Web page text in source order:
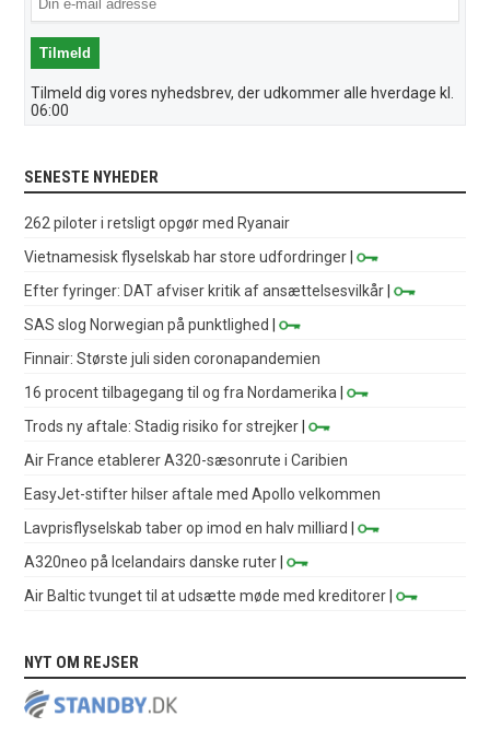
Tilmeld dig vores nyhedsbrev, der udkommer alle hverdage kl.
06:00
SENESTE NYHEDER
262 piloter i retsligt opgør med Ryanair
Vietnamesisk flyselskab har store udfordringer |
Efter fyringer: DAT afviser kritik af ansættelsesvilkår |
SAS slog Norwegian på punktlighed
|
Finnair: Største juli siden coronapandemien
16 procent tilbagegang til og fra Nordamerika |
Trods ny aftale: Stadig risiko for strejker |
Air France etablerer A320-sæsonrute i Caribien
EasyJet-stifter hilser aftale med Apollo velkommen
Lavprisflyselskab taber op imod en halv milliard
|
A320neo på Icelandairs danske ruter |
Air Baltic tvunget til at udsætte møde med kreditorer |
NYT OM REJSER